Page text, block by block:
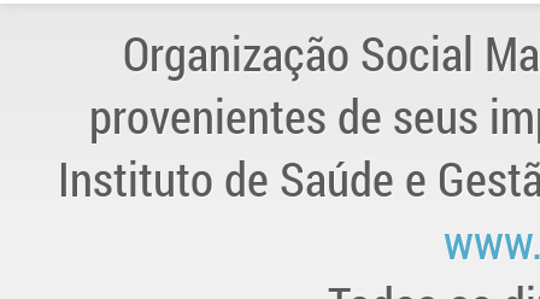
Organização Social
provenientes de seus
Instituto de Saúde e